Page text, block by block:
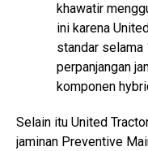
khawatir
ini karena
standar selama
perpanjangan
komponen
Selain itu United
jaminan Preventive